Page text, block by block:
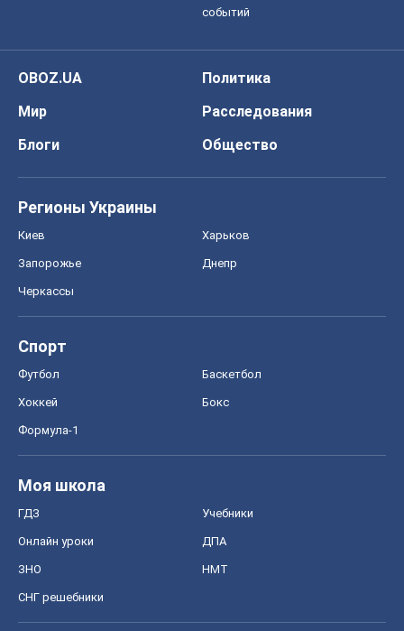
событий
OBOZ.UA
Политика
Мир
Расследования
Блоги
Общество
Регионы Украины
Киев Харьков
Запорожье Днепр
Черкассы
Спорт
Футбол Баскетбол
Хоккей Бокс
Формула-1
Моя школа
ГДЗ Учебники
Онлайн уроки ДПА
ЗНО НМТ
СНГ решебники